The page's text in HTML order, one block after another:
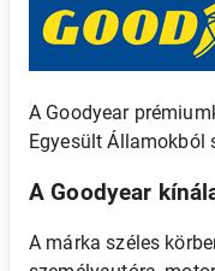
A Goodyear
Egyesült Államokból
A Goodyear
A márka széles